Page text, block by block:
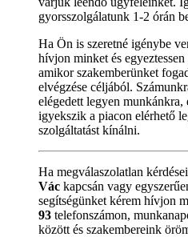
gyorsszolgálatunk 1-2 órán
Ha Ön is szeretné igénybe
hívjon minket és
amikor szakemberünket
elvégzése céljából.
elégedett legyen munkánkra,
igyekszik a piacon elérhető
szolgáltatást kínálni.
Ha megválaszolatlan
Vác kapcsán vagy
segítségünket kérem hívjon
93 telefonszámon,
között és szakembereink